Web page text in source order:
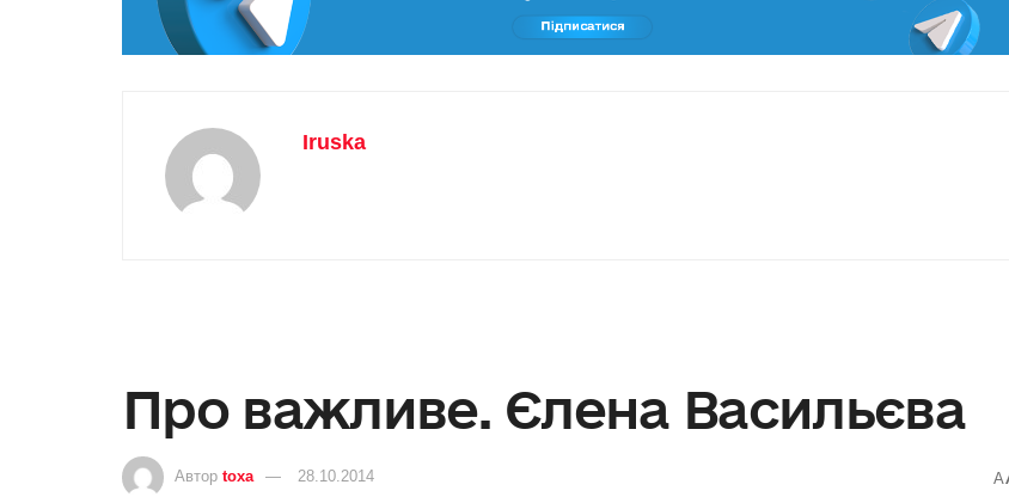
Iruska
Про важливе. Єлена Васильєва
Автор toxa 28.10.2014 A